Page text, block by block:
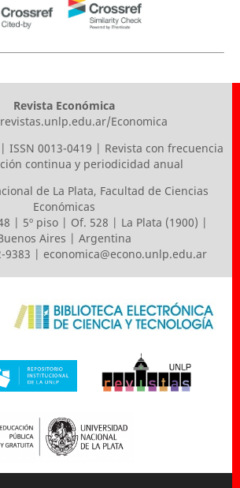
Revista Económica
Economica
ISSN 0013-0419 | Revista con frecuencia
continua y periodicidad anual
de La Plata, Facultad de Ciencias
Económicas
| 5º piso | Of. 528 | La Plata (1900) |
Aires | Argentina
9383 | economica@econo.unlp.edu.ar